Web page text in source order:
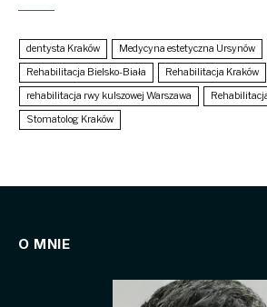
dentysta Kraków
Medycyna estetyczna Ursynów
Rehabilitacja Bielsko-Biała
Rehabilitacja Kraków
rehabilitacja rwy kulszowej Warszawa
Stomatolog Kraków
O MNIE